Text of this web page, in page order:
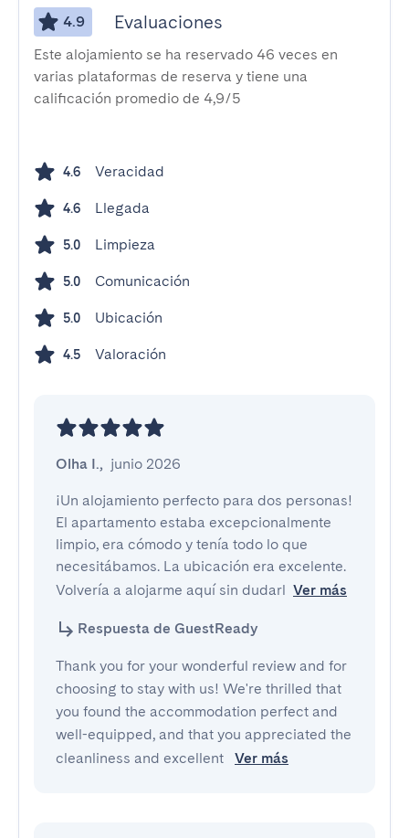
4.9 Evaluaciones
Este alojamiento se ha reservado 46 veces en
varias plataformas de reserva y tiene una
calificación promedio de 4,9/5
4.6 Veracidad
4.6 Llegada
5.0 Limpieza
5.0 Comunicación
5.0 Ubicación
4.5 Valoración
Olha I., junio 2026
¡Un alojamiento perfecto para dos personas!
El apartamento estaba excepcionalmente
limpio, era cómodo y tenía todo lo que
necesitábamos. La ubicación era excelente.
Volvería a alojarme aquí sin dudarl Ver más
Respuesta de GuestReady
Thank you for your wonderful review and for
choosing to stay with us! We're thrilled that
you found the accommodation perfect and
well-equipped, and that you appreciated the
cleanliness and excellent
Ver más